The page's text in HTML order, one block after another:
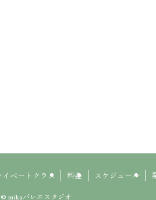
イベートクラス 料金 スケジュール
© mikaバレエスタジオ